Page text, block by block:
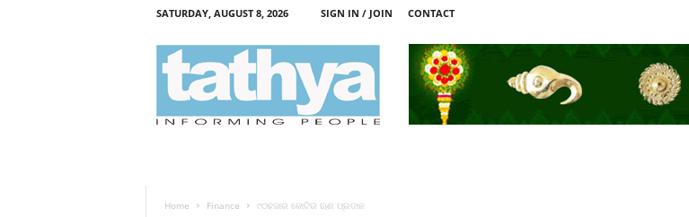
SATURDAY, AUGUST 8, 2026 SIGN IN / JOIN CONTACT
Home Finance ୯୦ହଜାର କୋଟିର ଋଣ ପ୍ରଦାନ